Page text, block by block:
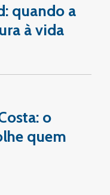
quando a
à vida
o
quem